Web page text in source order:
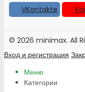
VKontakte
© 2026 minimax. All
Вход и регистрация
Меню
Категории